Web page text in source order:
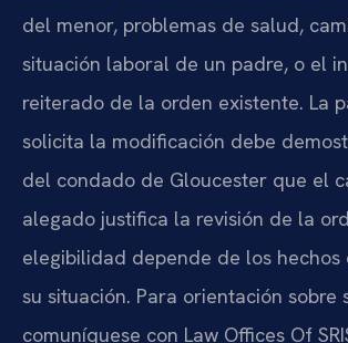
del menor, problemas de salud,
situación laboral de un padre, o el
reiterado de la orden existente. La
solicita la modificación debe
del condado de Gloucester que el
alegado justifica la revisión de la
elegibilidad depende de los hechos
su situación. Para orientación sobre
comuníquese con Law Offices Of